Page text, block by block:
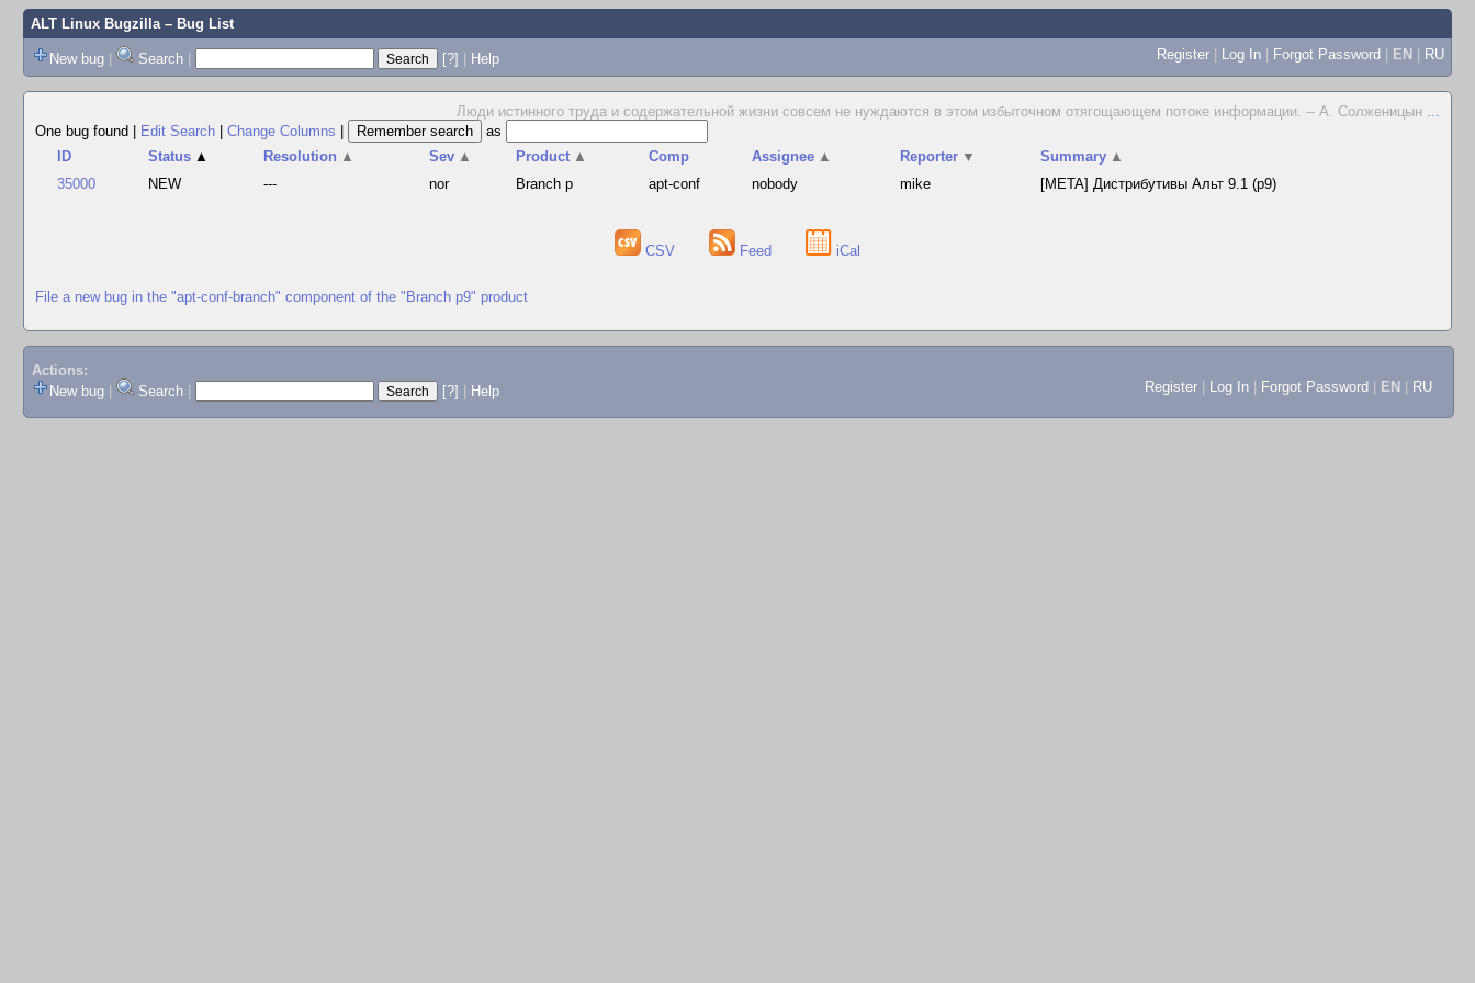
ALT Linux Bugzilla– Bug List
New bug | Search | [?] | Help Register | Log In | Forgot Password | EN | RU
Люди истинного труда и содержательной жизни совсем не нуждаются в этом избыточном отягощающем потоке информации. -- А. Солженицын ...
One bug found
Edit Search Change Columns
as
ID
Status ▲ Resolution ▲ Sev ▲ Product ▲ Comp Assignee ▲ Reporter ▼ Summary ▲
35000
NEW --- nor Branch p apt-conf nobody mike [META] Дистрибутивы Альт 9.1 (p9)
CSV Feed iCal
File a new bug in the "apt-conf-branch" component of the "Branch p9" product
Actions:
New bug
Search [?] Help Register Log In Forgot Password EN RU